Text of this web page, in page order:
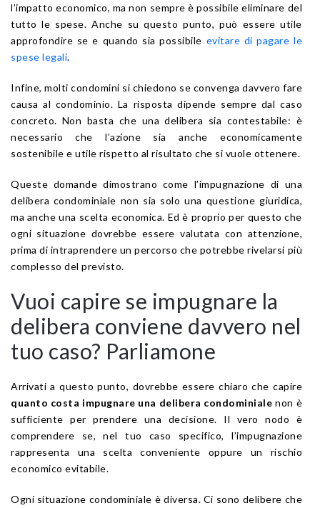
l’impatto economico, ma non sempre è possibile eliminare del
tutto le spese. Anche su questo punto, può essere utile
approfondire se e quando sia possibile evitare di pagare le
spese legali.
Infine, molti condomini si chiedono se convenga davvero fare
causa al condominio. La risposta dipende sempre dal caso
concreto. Non basta che una delibera sia contestabile: è
necessario che l’azione sia anche economicamente
sostenibile e utile rispetto al risultato che si vuole ottenere.
Queste domande dimostrano come l’impugnazione di una
delibera condominiale non sia solo una questione giuridica,
ma anche una scelta economica. Ed è proprio per questo che
ogni situazione dovrebbe essere valutata con attenzione,
prima di intraprendere un percorso che potrebbe rivelarsi più
complesso del previsto.
Vuoi capire se impugnare la
delibera conviene davvero nel
tuo caso? Parliamone
Arrivati a questo punto, dovrebbe essere chiaro che capire
quanto costa impugnare una delibera condominiale non è
sufficiente per prendere una decisione. Il vero nodo è
comprendere se, nel tuo caso specifico, l’impugnazione
rappresenta una scelta conveniente oppure un rischio
economico evitabile.
Ogni situazione condominiale è diversa. Ci sono delibere che